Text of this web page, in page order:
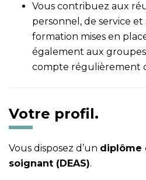
Vous contribuez aux
personnel, de service et
formation mises en
également aux
compte régulièrement
Votre profil.
Vous disposez d’un dipl ôme
soignant (DEAS).